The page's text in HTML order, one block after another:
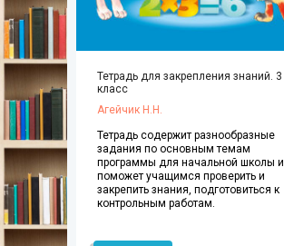
Тетрадь для закрепления знаний. 3
класс
Агейчик Н.Н.
Тетрадь содержит разнообразные
задания по основным темам
программы для начальной школы и
поможет учащимся проверить и
закрепить знания, подготовиться к
контрольным работам.